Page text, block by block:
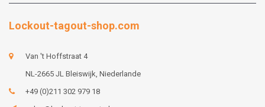
Lockout-tagout-shop.com
Van 't Hoffstraat 4
NL-2665 JL Bleiswijk, Niederlande
+49 (0)211 302 979 18